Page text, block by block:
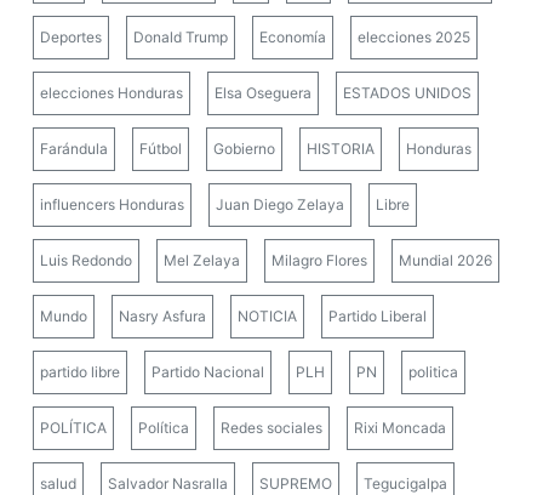
Deportes Donald Trump Economía elecciones 2025
elecciones Honduras Elsa Oseguera ESTADOS UNIDOS
Farándula Fútbol Gobierno HISTORIA Honduras
influencers Honduras Juan Diego Zelaya Libre
Luis Redondo Mel Zelaya Milagro Flores Mundial 2026
Mundo Nasry Asfura NOTICIA Partido Liberal
partido libre Partido Nacional PLH PN politica
POLÍTICA Política Redes sociales Rixi Moncada
salud Salvador Nasralla SUPREMO Tegucigalpa